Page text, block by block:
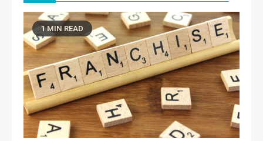
1 MIN READ